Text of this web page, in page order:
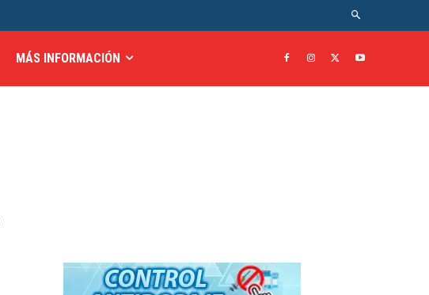
MÁS INFORMACIÓN